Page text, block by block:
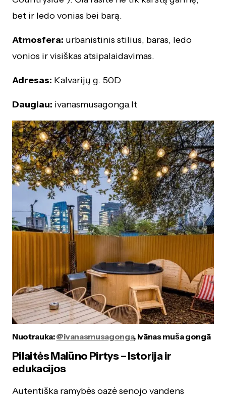
bet ir ledo vonias bei barą.
Atmosfera: urbanistinis stilius, baras, ledo
vonios ir visiškas atsipalaidavimas.
Adresas: Kalvarijų g. 50D
Daugiau: ivanasmusagonga.lt
Nuotrauka:@ivanasmusagonga, Ivãnas muša gongã
Pilaitės Malūno Pirtys – Istorija ir
edukacijos
Autentiška ramybės oazė senojo vandens